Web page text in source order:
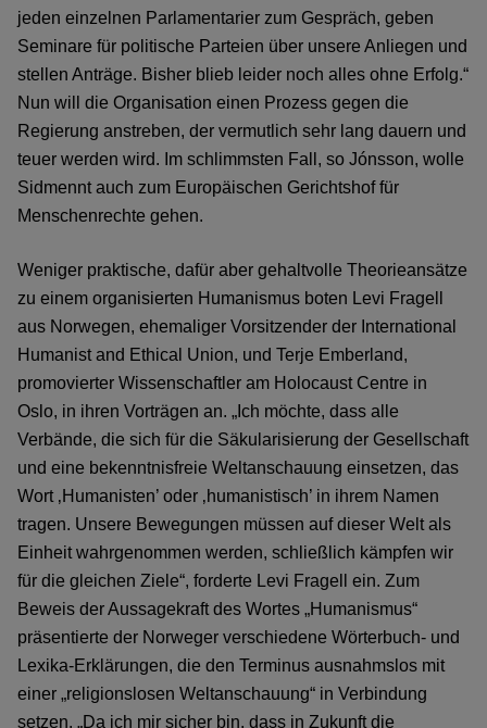
jeden einzelnen Parlamentarier zum Gespräch, geben
Seminare für politische Parteien über unsere Anliegen und
stellen Anträge. Bisher blieb leider noch alles ohne Erfolg.“
Nun will die Organisation einen Prozess gegen die
Regierung anstreben, der vermutlich sehr lang dauern und
teuer werden wird. Im schlimmsten Fall, so Jónsson, wolle
Sidmennt auch zum Europäischen Gerichtshof für
Menschenrechte gehen.
Weniger praktische, dafür aber gehaltvolle Theorieansätze
zu einem organisierten Humanismus boten Levi Fragell
aus Norwegen, ehemaliger Vorsitzender der International
Humanist and Ethical Union, und Terje Emberland,
promovierter Wissenschaftler am Holocaust Centre in
Oslo, in ihren Vorträgen an. „Ich möchte, dass alle
Verbände, die sich für die Säkularisierung der Gesellschaft
und eine bekenntnisfreie Weltanschauung einsetzen, das
Wort ‚Humanisten’ oder ‚humanistisch’ in ihrem Namen
tragen. Unsere Bewegungen müssen auf dieser Welt als
Einheit wahrgenommen werden, schließlich kämpfen wir
für die gleichen Ziele“, forderte Levi Fragell ein. Zum
Beweis der Aussagekraft des Wortes „Humanismus“
präsentierte der Norweger verschiedene Wörterbuch- und
Lexika-Erklärungen, die den Terminus ausnahmslos mit
einer „religionslosen Weltanschauung“ in Verbindung
setzen. „Da ich mir sicher bin, dass in Zukunft die